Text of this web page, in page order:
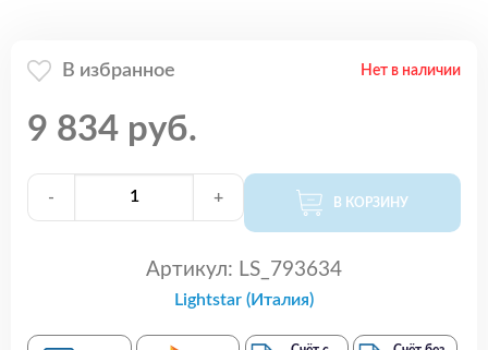
В избранное Нет в наличии
9 834 руб.
- + В КОРЗИНУ
Артикул: LS_793634
Lightstar (Италия)